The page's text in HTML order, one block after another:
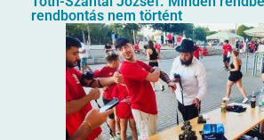
rendbontás nem történt